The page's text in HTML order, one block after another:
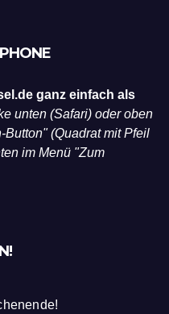
ganz einfach als
unten (Safari) oder oben
Button" (Quadrat mit Pfeil
im Menü "Zum